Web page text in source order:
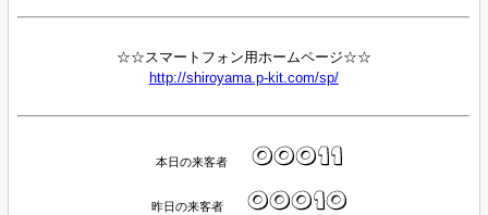
☆☆スマートフォン用ホームページ☆☆
http://shiroyama.p-kit.com/sp/
本日の来客者
昨日の来客者